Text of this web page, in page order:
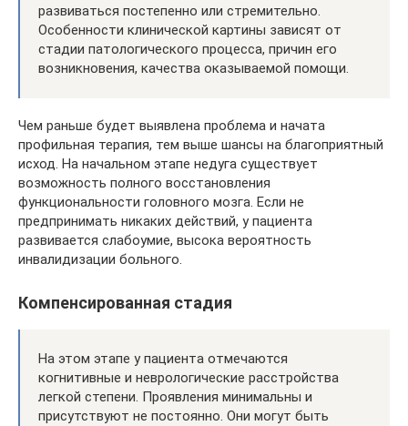
развиваться постепенно или стремительно.
Особенности клинической картины зависят от
стадии патологического процесса, причин его
возникновения, качества оказываемой помощи.
Чем раньше будет выявлена проблема и начата
профильная терапия, тем выше шансы на благоприятный
исход. На начальном этапе недуга существует
возможность полного восстановления
функциональности головного мозга. Если не
предпринимать никаких действий, у пациента
развивается слабоумие, высока вероятность
инвалидизации больного.
Компенсированная стадия
На этом этапе у пациента отмечаются
когнитивные и неврологические расстройства
легкой степени. Проявления минимальны и
присутствуют не постоянно. Они могут быть